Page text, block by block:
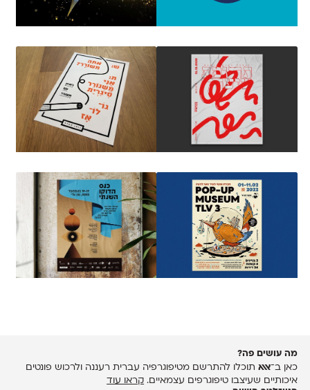
מה עושים פה?
כאן ב־אאאתוכלו להתרשם מטיפוגרפיה עברית רעננה ולרכוש פונטים
איכותיים שעיצבו טיפוגרפים עצמאיים. קראו עוד